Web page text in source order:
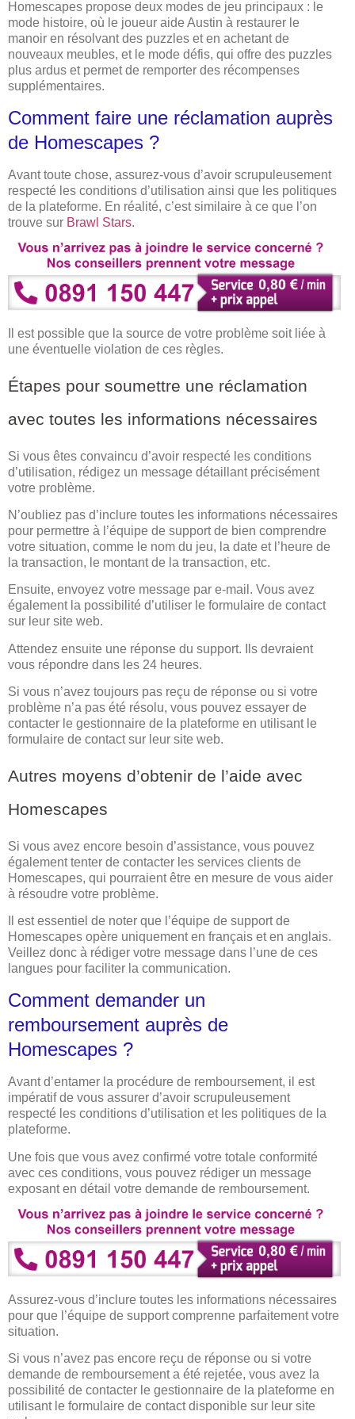
Homescapes propose deux modes de jeu principaux : le
mode histoire, où le joueur aide Austin à restaurer le
manoir en résolvant des puzzles et en achetant de
nouveaux meubles, et le mode défis, qui offre des puzzles
plus ardus et permet de remporter des récompenses
supplémentaires.
Comment faire une réclamation auprès
de Homescapes ?
Avant toute chose, assurez-vous d’avoir scrupuleusement
respecté les conditions d’utilisation ainsi que les politiques
de la plateforme. En réalité, c’est similaire à ce que l’on
trouve sur Brawl Stars.
Il est possible que la source de votre problème soit liée à
une éventuelle violation de ces règles.
Étapes pour soumettre une réclamation
avec toutes les informations nécessaires
Si vous êtes convaincu d’avoir respecté les conditions
d’utilisation, rédigez un message détaillant précisément
votre problème.
N’oubliez pas d’inclure toutes les informations nécessaires
pour permettre à l’équipe de support de bien comprendre
votre situation, comme le nom du jeu, la date et l’heure de
la transaction, le montant de la transaction, etc.
Ensuite, envoyez votre message par e-mail. Vous avez
également la possibilité d’utiliser le formulaire de contact
sur leur site web.
Attendez ensuite une réponse du support. Ils devraient
vous répondre dans les 24 heures.
Si vous n’avez toujours pas reçu de réponse ou si votre
problème n’a pas été résolu, vous pouvez essayer de
contacter le gestionnaire de la plateforme en utilisant le
formulaire de contact sur leur site web.
Autres moyens d’obtenir de l’aide avec
Homescapes
Si vous avez encore besoin d’assistance, vous pouvez
également tenter de contacter les services clients de
Homescapes, qui pourraient être en mesure de vous aider
à résoudre votre problème.
Il est essentiel de noter que l’équipe de support de
Homescapes opère uniquement en français et en anglais.
Veillez donc à rédiger votre message dans l’une de ces
langues pour faciliter la communication.
Comment demander un
remboursement auprès de
Homescapes ?
Avant d’entamer la procédure de remboursement, il est
impératif de vous assurer d’avoir scrupuleusement
respecté les conditions d’utilisation et les politiques de la
plateforme.
Une fois que vous avez confirmé votre totale conformité
avec ces conditions, vous pouvez rédiger un message
exposant en détail votre demande de remboursement.
Assurez-vous d’inclure toutes les informations nécessaires
pour que l’équipe de support comprenne parfaitement votre
situation.
Si vous n’avez pas encore reçu de réponse ou si votre
demande de remboursement a été rejetée, vous avez la
possibilité de contacter le gestionnaire de la plateforme en
utilisant le formulaire de contact disponible sur leur site